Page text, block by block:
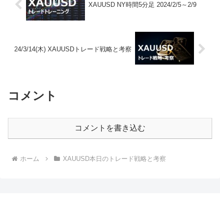
XAUUSD NY時間5分足 2024/2/5～2/9
24/3/14(木) XAUUSDトレード戦略と考察
コメント
コメントを書き込む
ホーム XAUUSD本日のトレード戦略と考察